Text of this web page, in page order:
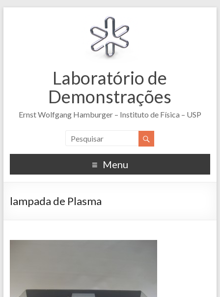
Laboratório de
Demonstrações
Ernst Wolfgang Hamburger – Instituto de Física – USP
Menu
lampada de Plasma